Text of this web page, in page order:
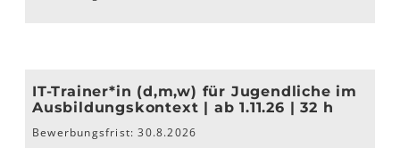
IT-Trainer*in (d,m,w) für Jugendliche im
Ausbildungskontext | ab 1.11.26 | 32 h
Bewerbungsfrist: 30.8.2026